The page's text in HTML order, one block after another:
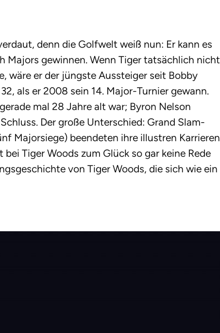
denn die Golfwelt weiß nun: Er kann es
Majors gewinnen. Wenn Tiger tatsächlich nicht
wäre er der jüngste Aussteiger seit Bobby
als er 2008 sein 14. Major-Turnier gewann.
mal 28 Jahre alt war; Byron Nelson
Der große Unterschied: Grand Slam-
Majorsiege) beendeten ihre illustren Karrieren
Tiger Woods zum Glück so gar keine Rede
von Tiger Woods, die sich wie ein